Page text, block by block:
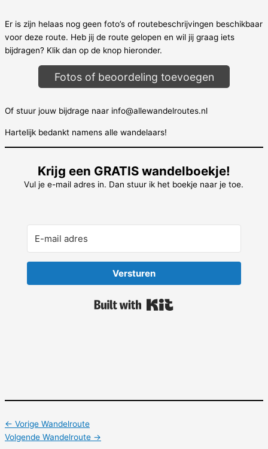
Er is zijn helaas nog geen foto’s of routebeschrijvingen beschikbaar
voor deze route. Heb jij de route gelopen en wil jij graag iets
bijdragen? Klik dan op de knop hieronder.
Fotos of beoordeling toevoegen
Of stuur jouw bijdrage naar info@allewandelroutes.nl
Hartelijk bedankt namens alle wandelaars!
Krijg een GRATIS wandelboekje!
Vul je e-mail adres in. Dan stuur ik het boekje naar je toe.
Versturen
← Vorige Wandelroute
Volgende Wandelroute →